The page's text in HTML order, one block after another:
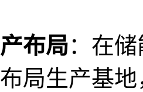
布局：在
局生产基